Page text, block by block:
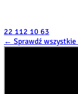
22 112 10 63
← Sprawdź